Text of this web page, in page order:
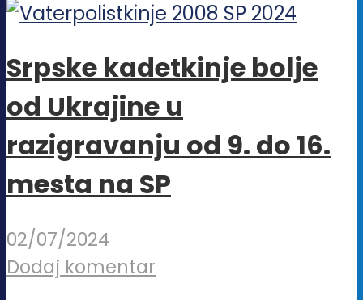
Srpske kadetkinje bolje
od Ukrajine u
razigravanju od 9. do 16.
mesta na SP
02/07/2024
Dodaj komentar